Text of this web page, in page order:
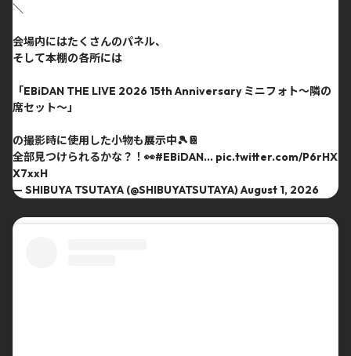
＼
会場内にはたくさんのパネル、
そして本棚の各所には
「EBiDAN THE LIVE 2026 15th Anniversary ミニフォト〜隣の
席セット〜」
の撮影時に使用した小物も展示中🎾📔
全部見つけられるかな？！👀#EBiDAN… pic.twitter.com/P6rHX
X7xxH
— SHIBUYA TSUTAYA (@SHIBUYATSUTAYA)August 1, 2026